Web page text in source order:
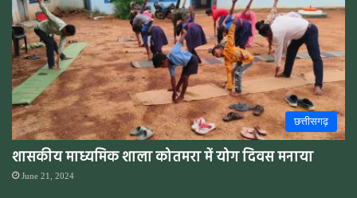
छत्तीसगढ़
शासकीय माध्यमिक शाला कोतमरा में योग दिवस मनाया
June 21, 2024